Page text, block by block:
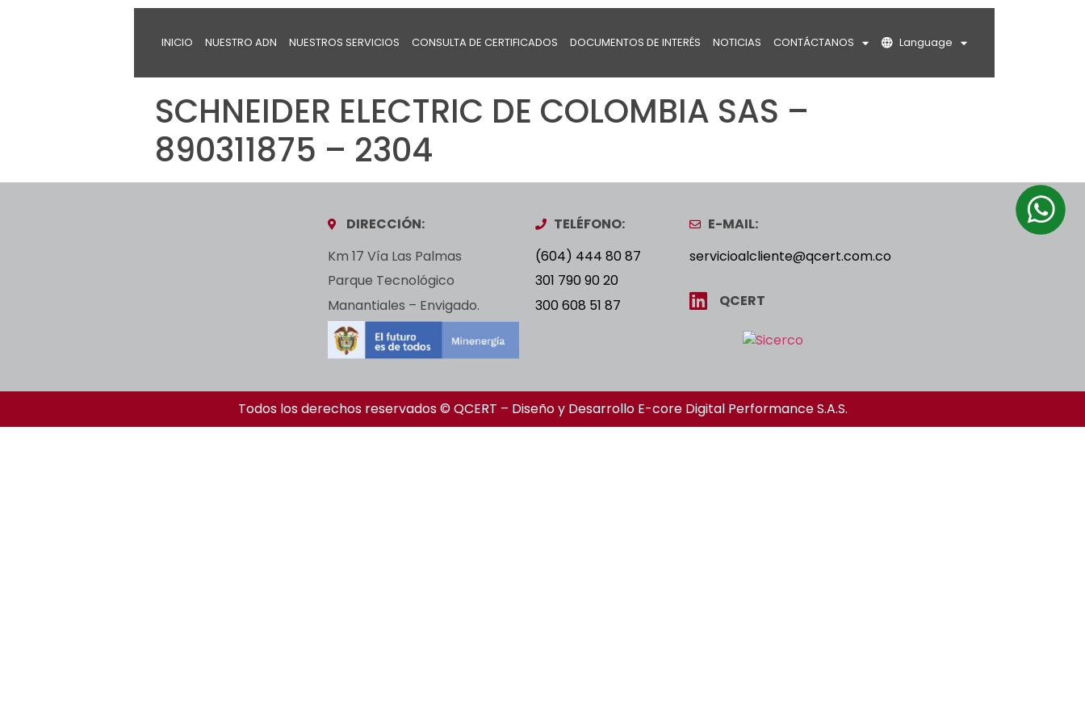
INICIO NUESTRO ADN NUESTROS SERVICIOS CONSULTA DE CERTIFICADOS DOCUMENTOS DE INTERÉS NOTICIAS CONTÁCTANOS Language
SCHNEIDER ELECTRIC DE COLOMBIA SAS –
890311875 – 2304
DIRECCIÓN:
Km 17 Vía Las Palmas
Parque Tecnológico
Manantiales – Envigado.
TELÉFONO:
(604) 444 80 87
301 790 90 20
300 608 51 87
E-MAIL:
servicioalcliente@qcert.com.co
QCERT
Todos los derechos reservados © QCERT – Diseño y Desarrollo E-core Digital Performance S.A.S.